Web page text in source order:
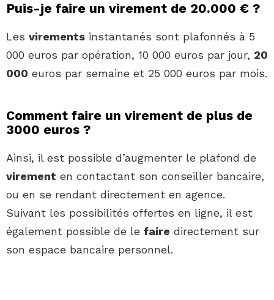
Puis-je faire un virement de 20.000 € ?
Les virements instantanés sont plafonnés à 5
000 euros par opération, 10 000 euros par jour, 20
000 euros par semaine et 25 000 euros par mois.
Comment faire un virement de plus de
3000 euros ?
Ainsi, il est possible d’augmenter le plafond de
virement en contactant son conseiller bancaire,
ou en se rendant directement en agence.
Suivant les possibilités offertes en ligne, il est
également possible de le faire directement sur
son espace bancaire personnel.